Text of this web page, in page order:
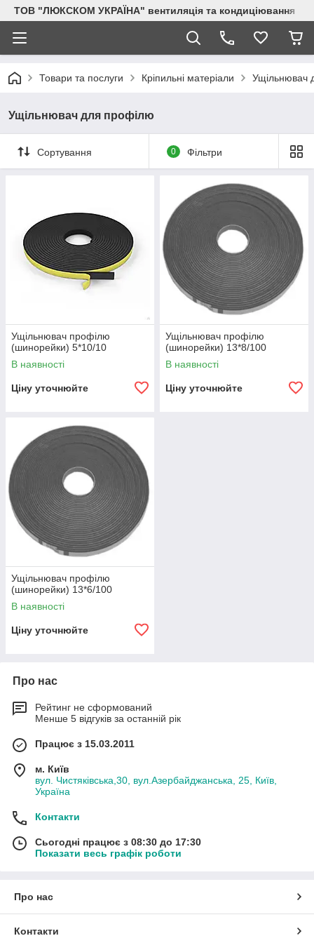
ТОВ "ЛЮКСКОМ УКРАЇНА" вентиляція та кондиціювання
Товари та послуги Кріпильні матеріали Ущільнювач
Ущільнювач для профілю
Сортування 0 Фільтри
Ущільнювач профілю
(шинорейки) 5*10/10
В наявності
Ціну уточнюйте
Ущільнювач профілю
(шинорейки) 13*8/100
В наявності
Ціну уточнюйте
Ущільнювач профілю
(шинорейки) 13*6/100
В наявності
Ціну уточнюйте
Про нас
Рейтинг не сформований
Менше 5 відгуків за останній рік
Працює з 15.03.2011
м. Київ
вул. Чистяківська,30, вул.Азербайджанська, 25, Київ,
Україна
Контакти
Сьогодні працює з 08:30 до 17:30
Показати весь графік роботи
Про нас
Контакти